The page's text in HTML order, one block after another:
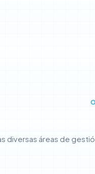
diversas áreas de